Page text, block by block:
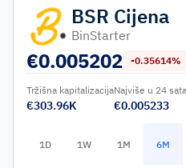
BSR Cijena
BinStarter
€0.005202 -0.35614%
Tržišna kapitalizacija
€303.96K
Najviše u 24 sata
€0.005233
1D 1W 1M 6M